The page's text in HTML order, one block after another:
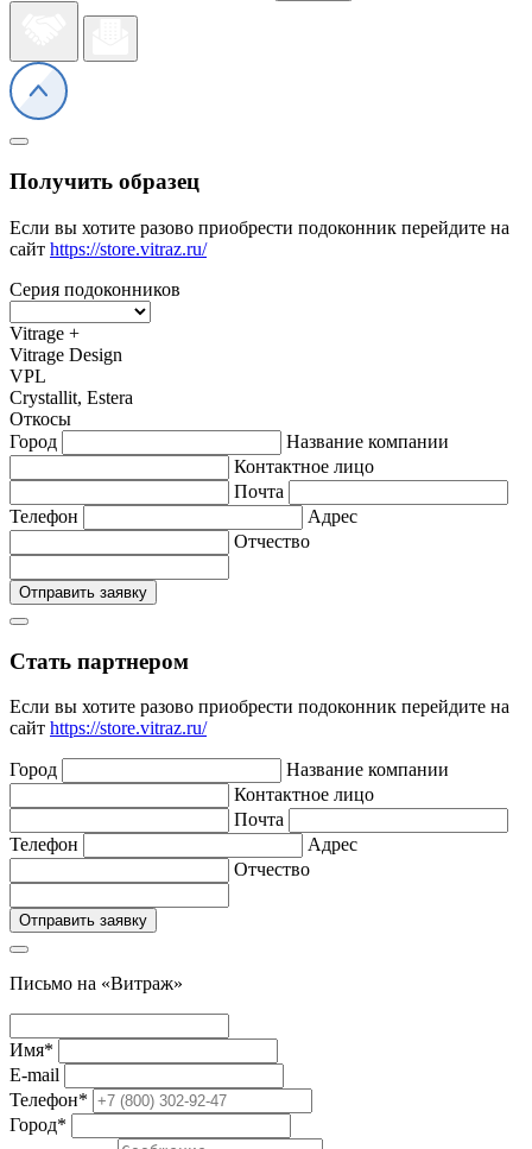
Получить образец
Если вы хотите разово приобрести подоконник перейдите на
сайт https://store.vitraz.ru/
Серия подоконников
Vitrage +
Vitrage Design
VPL
Crystallit, Estera
Откосы
Город
Название компании
Контактное лицо
Почта
Телефон
Адрес
Отчество
Стать партнером
Если вы хотите разово приобрести подоконник перейдите на
сайт https://store.vitraz.ru/
Город
Название компании
Контактное лицо
Почта
Телефон
Адрес
Отчество
Письмо на «Витраж»
Имя*
E-mail
Телефон*
Город*